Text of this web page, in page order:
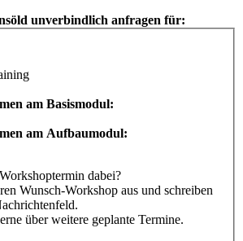
unverbindlich anfragen für:
am Basismodul:
am Aufbaumodul:
dabei?
Wunsch-Workshop aus und schreiben
über weitere geplante Termine.